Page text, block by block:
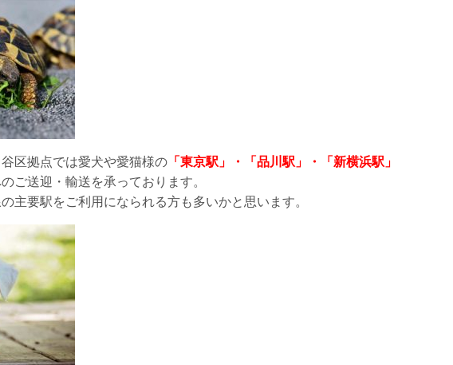
区拠点では愛犬や愛猫様の 「東京駅」・「品川駅」・「新横浜駅」
ご送迎・輸送を承っております。
主要駅をご利用になられる方も多いかと思います。